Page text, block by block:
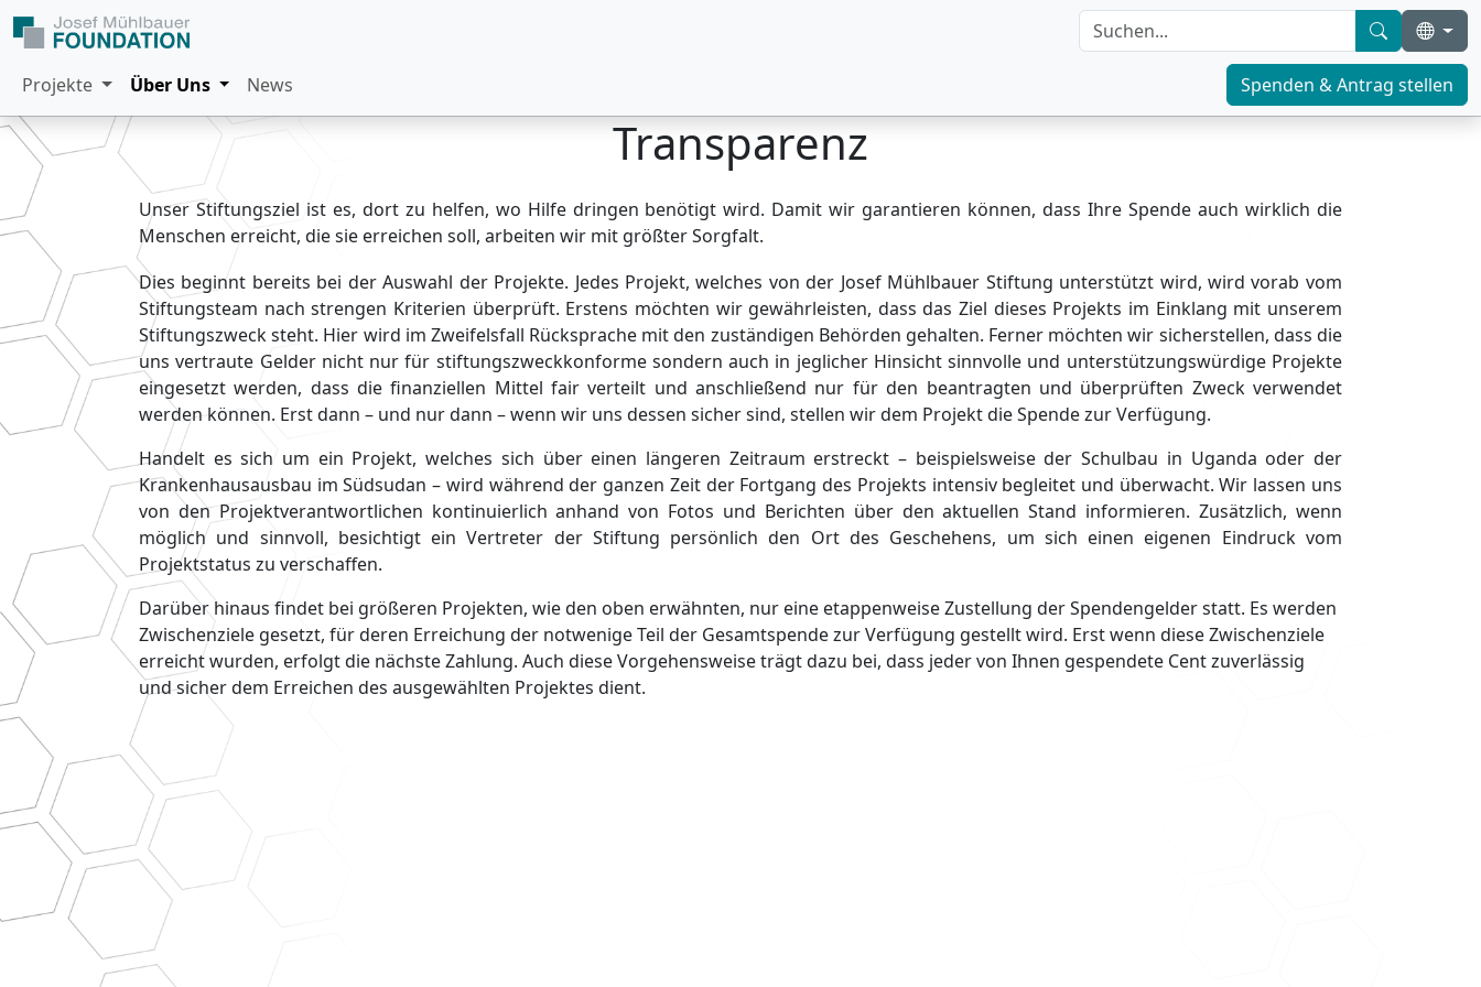
Projekte Über Uns News Spenden & Antrag stellen
Transparenz
Unser Stiftungsziel ist es, dort zu helfen, wo Hilfe dringen benötigt wird. Damit wir garantieren können, dass Ihre Spende auch wirklich die
Menschen erreicht, die sie erreichen soll, arbeiten wir mit größter Sorgfalt.
Dies beginnt bereits bei der Auswahl der Projekte. Jedes Projekt, welches von der Josef Mühlbauer Stiftung unterstützt wird, wird vorab vom
Stiftungsteam nach strengen Kriterien überprüft. Erstens möchten wir gewährleisten, dass das Ziel dieses Projekts im Einklang mit unserem
Stiftungszweck steht. Hier wird im Zweifelsfall Rücksprache mit den zuständigen Behörden gehalten. Ferner möchten wir sicherstellen, dass die
uns vertraute Gelder nicht nur für stiftungszweckkonforme sondern auch in jeglicher Hinsicht sinnvolle und unterstützungswürdige Projekte
eingesetzt werden, dass die finanziellen Mittel fair verteilt und anschließend nur für den beantragten und überprüften Zweck verwendet
werden können. Erst dann – und nur dann – wenn wir uns dessen sicher sind, stellen wir dem Projekt die Spende zur Verfügung.
Handelt es sich um ein Projekt, welches sich über einen längeren Zeitraum erstreckt – beispielsweise der Schulbau in Uganda oder der
Krankenhausausbau im Südsudan – wird während der ganzen Zeit der Fortgang des Projekts intensiv begleitet und überwacht. Wir lassen uns
von den Projektverantwortlichen kontinuierlich anhand von Fotos und Berichten über den aktuellen Stand informieren. Zusätzlich, wenn
möglich und sinnvoll, besichtigt ein Vertreter der Stiftung persönlich den Ort des Geschehens, um sich einen eigenen Eindruck vom
Projektstatus zu verschaffen.
Darüber hinaus findet bei größeren Projekten, wie den oben erwähnten, nur eine etappenweise Zustellung der Spendengelder statt. Es werden
Zwischenziele gesetzt, für deren Erreichung der notwenige Teil der Gesamtspende zur Verfügung gestellt wird. Erst wenn diese Zwischenziele
erreicht wurden, erfolgt die nächste Zahlung. Auch diese Vorgehensweise trägt dazu bei, dass jeder von Ihnen gespendete Cent zuverlässig
und sicher dem Erreichen des ausgewählten Projektes dient.